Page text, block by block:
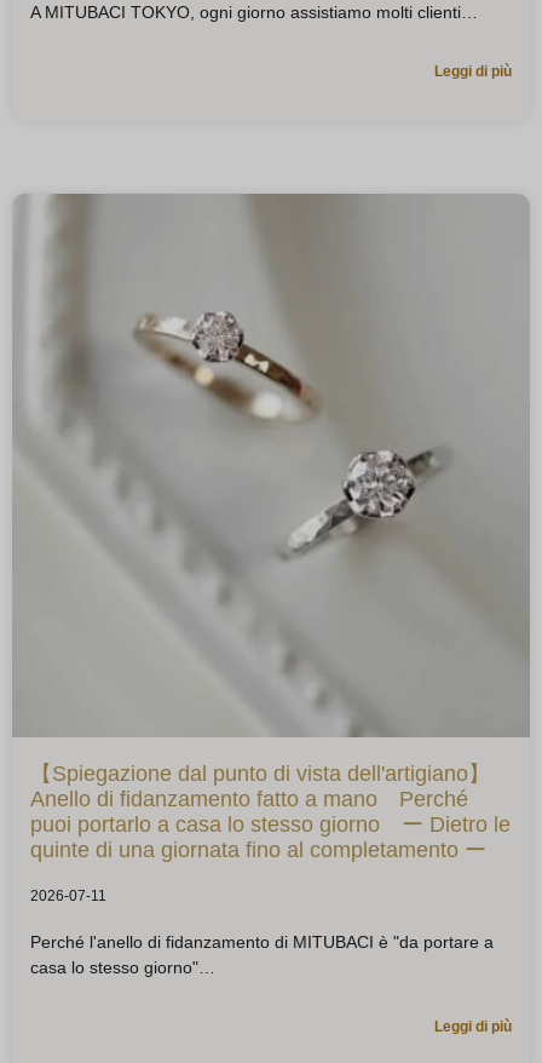
A MITUBACI TOKYO, ogni giorno assistiamo molti clienti
Leggi di più
【Spiegazione dal punto di vista dell'artigiano】
Anello di fidanzamento fatto a mano Perché
puoi portarlo a casa lo stesso giorno ー Dietro le
quinte di una giornata fino al completamento ー
2026-07-11
Perché l'anello di fidanzamento di MITUBACI è "da portare a
casa lo stesso giorno"
Leggi di più